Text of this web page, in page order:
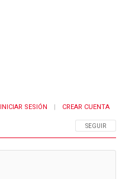
SIGA ESTA
SEGUIR
INICIAR SESIÓN CREAR CUENTA